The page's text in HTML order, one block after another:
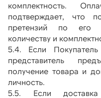
комплектность.
подтверждает, что
претензий по его
количеству и
5.4. Если
представитель
получение товара и
личность.
5.5. Если